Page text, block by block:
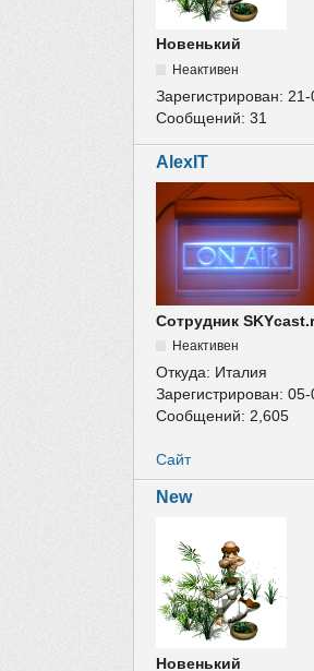
Новенький
Неактивен
Зарегистрирован: 21-
Сообщений:31
AlexIT
Сотрудник
Неактивен
Откуда: Италия
Зарегистрирован:05-
Сообщений:2,605
Сайт
New
Новенький